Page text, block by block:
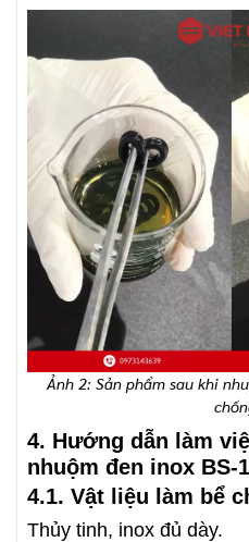
Ảnh 2: Sản phẩm sau khi
4. Hướng dẫn làm
nhuộm đen inox BS-
4.1. Vật liệu làm bể
Thủy tinh, inox đủ dày.